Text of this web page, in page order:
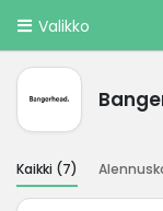
Valikko
Kaikki (7)